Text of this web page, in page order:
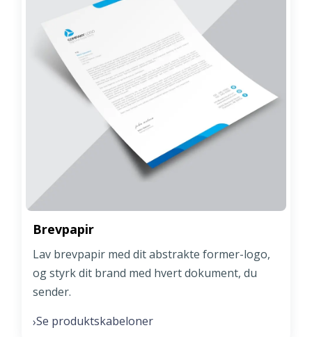
Brevpapir
Lav brevpapir med dit abstrakte former-logo,
og styrk dit brand med hvert dokument, du
sender.
›Se produktskabeloner